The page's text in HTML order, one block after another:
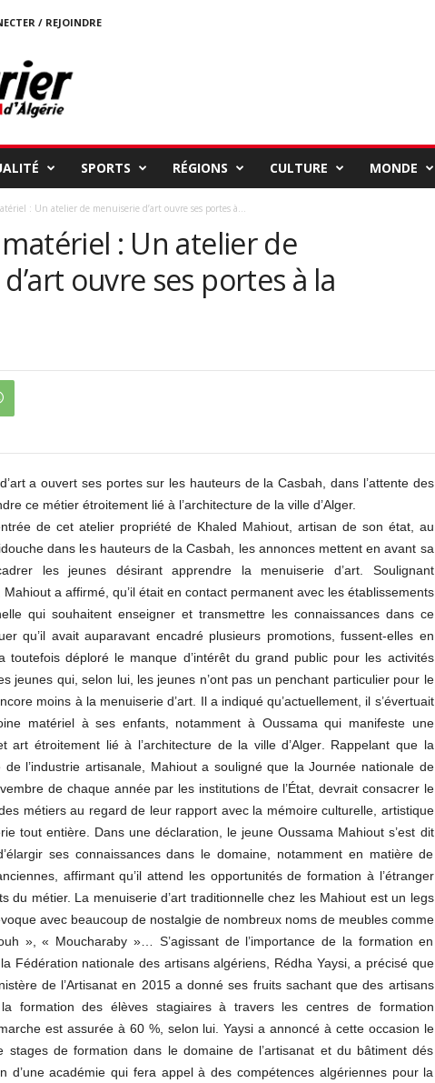
/ REJOINDRE
SPORTS RÉGIONS CULTURE MONDE
: Un atelier de menuiserie d’art ouvre ses portes à...
: Un atelier de
ouvre ses portes à la
a ouvert ses portes sur les hauteurs de la Casbah, dans l’attente des
ce métier étroitement lié à l’architecture de la ville d’Alger.
de cet atelier propriété de Khaled Mahiout, artisan de son état, au
dans les hauteurs de la Casbah, les annonces mettent en avant sa
les jeunes désirant apprendre la menuiserie d’art. Soulignant
Mahiout a affirmé, qu’il était en contact permanent avec les établissements
qui souhaitent enseigner et transmettre les connaissances dans ce
qu’il avait auparavant encadré plusieurs promotions, fussent-elles en
toutefois déploré le manque d’intérêt du grand public pour les activités
jeunes qui, selon lui, les jeunes n’ont pas un penchant particulier pour le
moins à la menuiserie d’art. Il a indiqué qu’actuellement, il s’évertuait
matériel à ses enfants, notamment à Oussama qui manifeste une
art étroitement lié à l’architecture de la ville d’Alger. Rappelant que la
l’industrie artisanale, Mahiout a souligné que la Journée nationale de
de chaque année par les institutions de l’État, devrait consacrer le
métiers au regard de leur rapport avec la mémoire culturelle, artistique
tout entière. Dans une déclaration, le jeune Oussama Mahiout s’est dit
ses connaissances dans le domaine, notamment en matière de
affirmant qu’il attend les opportunités de formation à l’étranger
du métier. La menuiserie d’art traditionnelle chez les Mahiout est un legs
avec beaucoup de nostalgie de nombreux noms de meubles comme
», « Moucharaby »… S’agissant de l’importance de la formation en
Fédération nationale des artisans algériens, Rédha Yaysi, a précisé que
de l’Artisanat en 2015 a donné ses fruits sachant que des artisans
la formation des élèves stagiaires à travers les centres de formation
est assurée à 60 %, selon lui. Yaysi a annoncé à cette occasion le
stages de formation dans le domaine de l’artisanat et du bâtiment dés
d’une académie qui fera appel à des compétences algériennes pour la